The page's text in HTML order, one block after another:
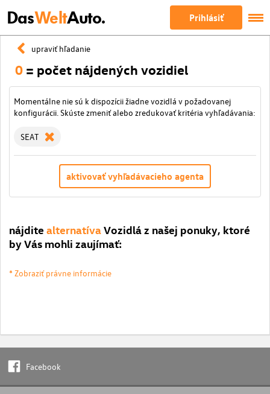
DasWeltAuto. Prihlásiť
upraviť hľadanie
0 = počet nájdených vozidiel
Momentálne nie sú k dispozícii žiadne vozidlá v požadovanej
konfigurácii. Skúste zmeniť alebo zredukovať kritéria vyhľadávania:
SEAT
aktivovať vyhľadávacieho agenta
nájdite alternatívaVozidlá z našej ponuky, ktoré
by Vás mohli zaujímať:
* Zobraziť právne informácie
Facebook